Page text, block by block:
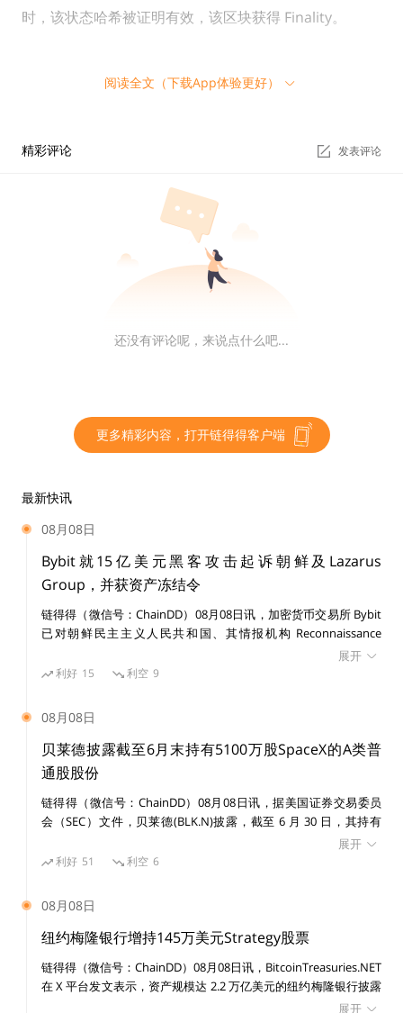
时，该状态哈希被证明有效，该区块获得 Finality。
oduction-to-radius）
共识层在绝大部分情况中是 Layer1 承担，被共识层验证
过的状态哈希被记录在链上，对应的 Rollup 上的交易区
随时能够重建 Rollup 的交易。DA 层可以是 Layer1，也
可以是 Celestia、EigenDA 等的专用 DA 层，或者是较为
2.2 ZK-Rollup 普及面临的难题
虽然 ZK-Rollup 具有诸多优点，并被 Vitalik 看作长期的
以太坊扩容方案，但其面临的诸多技术难题限制了现阶段
的大规模采用。
算对硬件要求高可能导致中心化，等等。
计算 ZKP 的成本高昂
ZKP 计算密集。以最流行的 ZK 算法 zk-SNARKs 为例，Z
KP 的生产实际上是把程序的执行过程转换成一个可以验
证的命题。
行的正确性（多项式的解存在），需要在椭圆曲线上进行
配对操作（pairing operations）。
阅读全文（下载App体验更好）
精彩评论 发表评论
还没有评论呢，来说点什么吧...
更多精彩内容，打开链得得客户端
最新快讯
08月08日
Bybit就15亿美元黑客攻击起诉朝鲜及Lazarus
Group，并获资产冻结令
链得得（微信号：ChainDD）08月08日讯，加密货币交易所 Bybit
已对朝鲜民主主义人民共和国、其情报机构 Reconnaissance
General Bureau（RGB）及受国家制裁的黑客组织 Lazarus Group
提起民事诉讼，涉及一宗价值 15 亿美元的黑客攻击事件。 美国联
识别资产。
展开
利好 15 利空 9
08月08日
贝莱德披露截至6月末持有5100万股SpaceX的A类普
通股股份
链得得（微信号：ChainDD）08月08日讯，据美国证券交易委员
会（SEC）文件，贝莱德(BLK.N)披露，截至 6 月 30 日，其持有
展开
利好 51 利空 6
08月08日
纽约梅隆银行增持145万美元Strategy股票
链得得（微信号：ChainDD）08月08日讯，BitcoinTreasuries.NET
在 X 平台发文表示，资产规模达 2.2 万亿美元的纽约梅隆银行披露
增持 14,630 股 Strategy 股票，价值 145 万美元。目前其持有
展开